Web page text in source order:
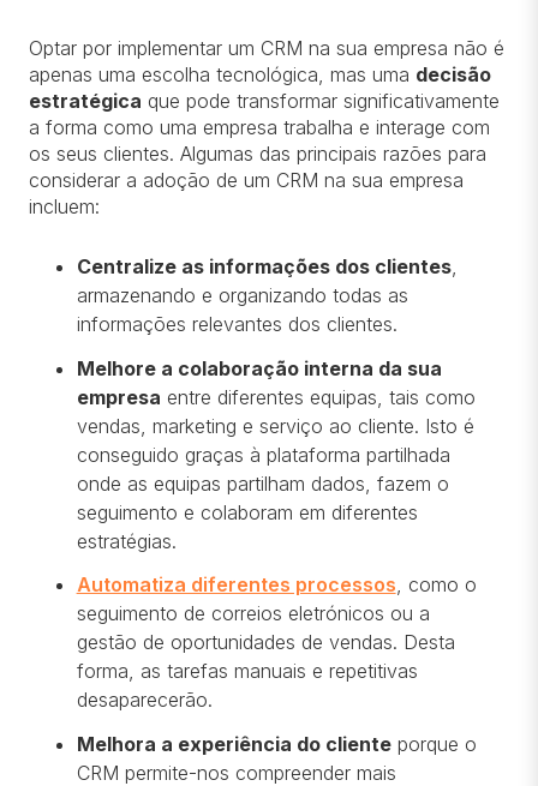
Optar por implementar um CRM na sua empresa não é
apenas uma escolha tecnológica, mas uma decisão
estratégica que pode transformar significativamente
a forma como uma empresa trabalha e interage com
os seus clientes. Algumas das principais razões para
considerar a adoção de um CRM na sua empresa
incluem:
Centralize as informações dos clientes,
armazenando e organizando todas as
informações relevantes dos clientes.
Melhore a colaboração interna da sua
empresa entre diferentes equipas, tais como
vendas, marketing e serviço ao cliente. Isto é
conseguido graças à plataforma partilhada
onde as equipas partilham dados, fazem o
seguimento e colaboram em diferentes
estratégias.
Automatiza diferentes processos, como o
seguimento de correios eletrónicos ou a
gestão de oportunidades de vendas. Desta
forma, as tarefas manuais e repetitivas
desaparecerão.
Melhora a experiência do clienteporque o
CRM permite-nos compreender mais